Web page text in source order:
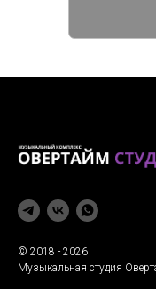
© 2018 - 2026
Музыкальная студия